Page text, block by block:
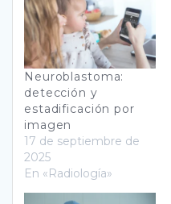
Neuroblastoma:
detección y
estadificación por
imagen
17 de septiembre de
2025
En «Radiología»